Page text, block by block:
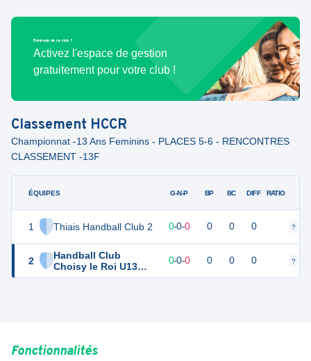
Bénévole de ce club ?
Activez l'espace de gestion
gratuitement pour votre club !
Classement HCCR
Championnat -13 Ans Feminins - PLACES 5-6 - RENCONTRES
CLASSEMENT -13F
ÉQUIPES
1 Thiais Handball Club 2
2
Handball Club
Choisy le Roi U13
Féminines
G-N-P BP BC DIFF RATIO
0 0 0-0-0 0 0 0 ?
0 0-0-0 0 0 0 ?
Fonctionnalités